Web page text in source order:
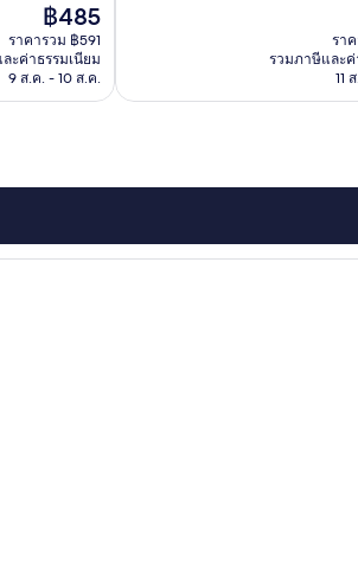
ราคา
ปัจจุบัน
คือ
฿485
฿485
ราคารวม ฿591
ะค่าธรรมเนียม
9 ส.ค. - 10 ส.ค.
รา
รวมภาษีและค่
11